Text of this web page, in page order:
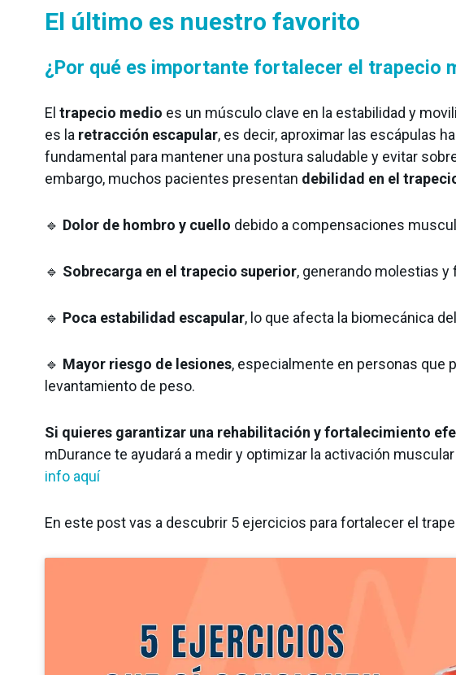
Suelo pélvico
Neurología
Detrás de mDurance
Webinars
Descargas
El último es nuestro favorito
¿Por qué es importante fortalecer el trapecio
El trapecio medio es un músculo clave en la estabilidad y
es la retracción escapular, es decir, aproximar las escápulas
fundamental para mantener una postura saludable y evitar
embargo, muchos pacientes presentan debilidad en el
🔹 Dolor de hombro y cuello debido a compensaciones
🔹 Sobrecarga en el trapecio superior, generando molestias y
🔹 Poca estabilidad escapular, lo que afecta la biomecánica
🔹 Mayor riesgo de lesiones, especialmente en personas que
levantamiento de peso.
Si quieres garantizar una rehabilitación y fortalecimiento
mDurance te ayudará a medir y optimizar la activación
info aquí
En este post vas a descubrir 5 ejercicios para fortalecer el